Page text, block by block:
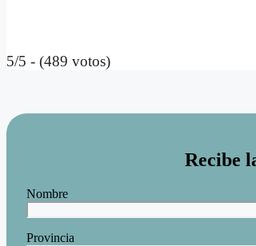
5/5 - (489 votos)
Recibe
Nombre
Provincia